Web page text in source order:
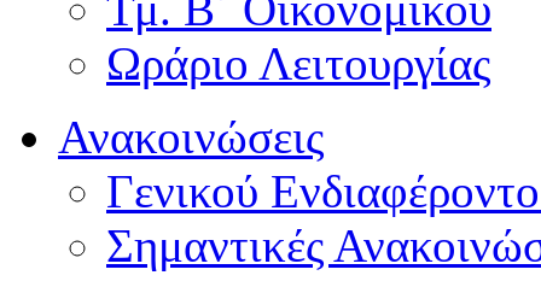
Ωράριο Λειτουργίας
Ανακοινώσεις
Γενικού
Σημαντικές